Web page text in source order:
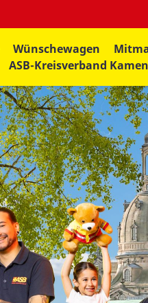
Wünschewagen
ASB-Kreisverband